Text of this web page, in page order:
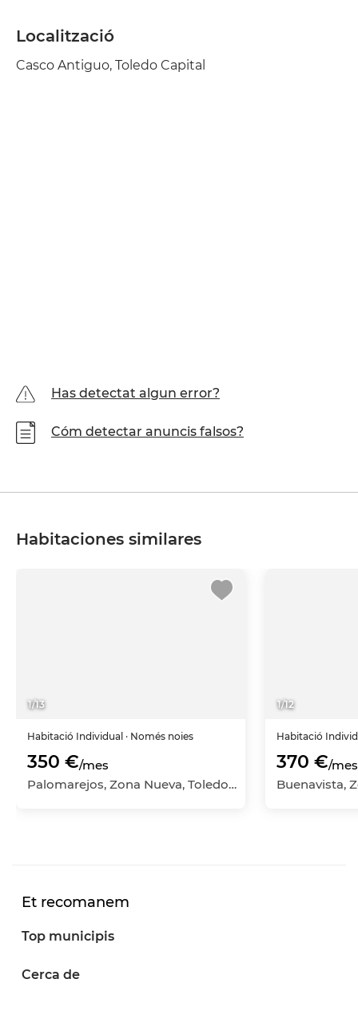
Localització
Casco Antiguo, Toledo Capital
Has detectat algun error?
Cóm detectar anuncis falsos?
Habitaciones similares
1/13
Habitació Individual · Només noies
350 €/mes
Palomarejos, Zona Nueva, Toledo Capital, Toledo
1/12
Habitació
370 €/mes
Et recomanem
Top municipis
Cerca de